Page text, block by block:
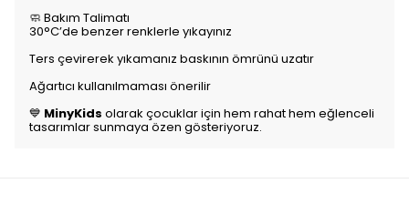
🧼 Bakım Talimatı
30°C’de benzer renklerle yıkayınız
Ters çevirerek yıkamanız baskının ömrünü uzatır
Ağartıcı kullanılmaması önerilir
💙 MinyKids olarak çocuklar için hem rahat hem eğlenceli
tasarımlar sunmaya özen gösteriyoruz.